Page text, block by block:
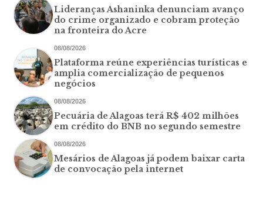
Lideranças Ashaninka denunciam avanço
do crime organizado e cobram proteção
na fronteira do Acre
08/08/2026
Plataforma reúne experiências turísticas e
amplia comercialização de pequenos
negócios
08/08/2026
Pecuária de Alagoas terá R$ 402 milhões
em crédito do BNB no segundo semestre
08/08/2026
Mesários de Alagoas já podem baixar carta
de convocação pela internet